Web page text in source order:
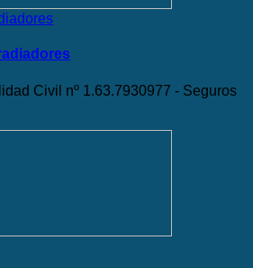
Civil nº 1.63.7930977 - Seguros